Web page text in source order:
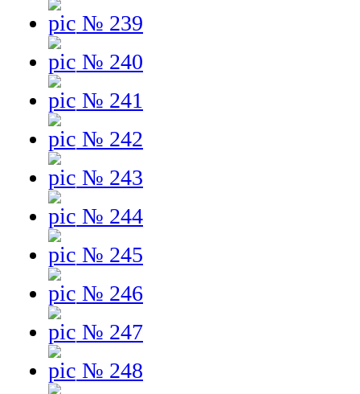
№ 239
№ 240
№ 241
№ 242
№ 243
№ 244
№ 245
№ 246
№ 247
№ 248